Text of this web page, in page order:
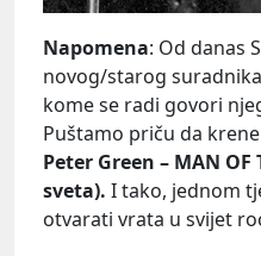
Napomena: Od danas
novog/starog
kome se radi govori
Puštamo priču da
Peter Green – MAN OF
sveta). I tako, jednom
otvarati vrata u svijet